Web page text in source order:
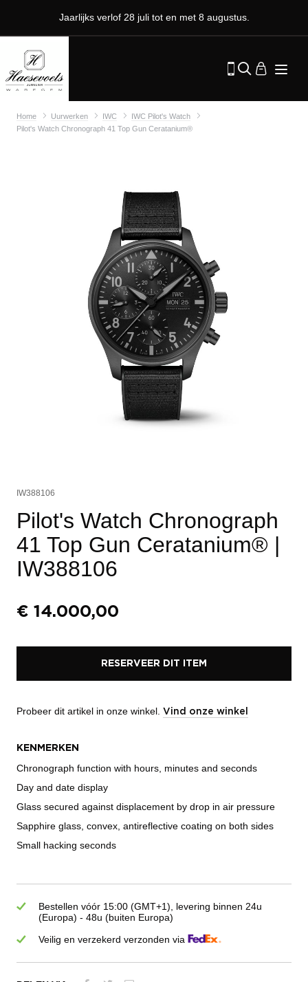
Jaarlijks verlof 28 juli tot en met 8 augustus.
Home Uurwerken IWC
IWC Pilot's Watch
Pilot's Watch Chronograph 41 Top Gun Ceratanium®
IW388106
Pilot's Watch Chronograph
41 Top Gun Ceratanium® |
IW388106
€ 14.000,00
RESERVEER DIT ITEM
Probeer dit artikel in onze winkel. Vind onze winkel
KENMERKEN
Chronograph function with hours, minutes and seconds
Day and date display
Glass secured against displacement by drop in air pressure
Sapphire glass, convex, antireflective coating on both sides
Small hacking seconds
Bestellen vóór 15:00 (GMT+1), levering binnen 24u
(Europa) - 48u (buiten Europa)
Veilig en verzekerd verzonden via